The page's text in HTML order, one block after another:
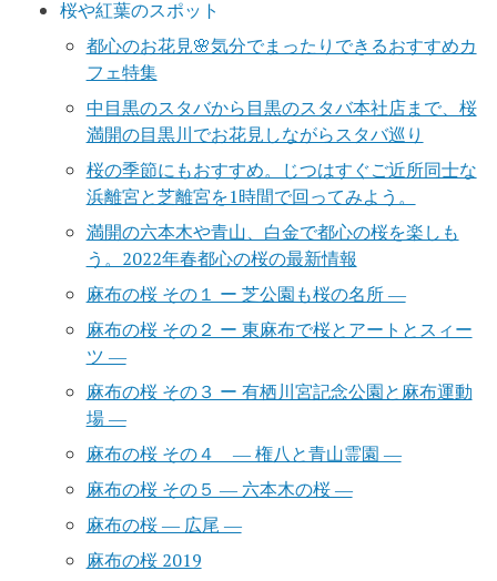
桜や紅葉のスポット
都心のお花見🌸気分でまったりできるおすすめカ
フェ特集
中目黒のスタバから目黒のスタバ本社店まで、桜
満開の目黒川でお花見しながらスタバ巡り
桜の季節にもおすすめ。じつはすぐご近所同士な
浜離宮と芝離宮を1時間で回ってみよう。
満開の六本木や青山、白金で都心の桜を楽しも
う。2022年春都心の桜の最新情報
麻布の桜 その１ ー 芝公園も桜の名所 ―
麻布の桜 その２ ー 東麻布で桜とアートとスィー
ツ ―
麻布の桜 その３ ー 有栖川宮記念公園と麻布運動
場 ―
麻布の桜 その４ ― 権八と青山霊園 ―
麻布の桜 その５ ― 六本木の桜 ―
麻布の桜 ― 広尾 ―
麻布の桜 2019